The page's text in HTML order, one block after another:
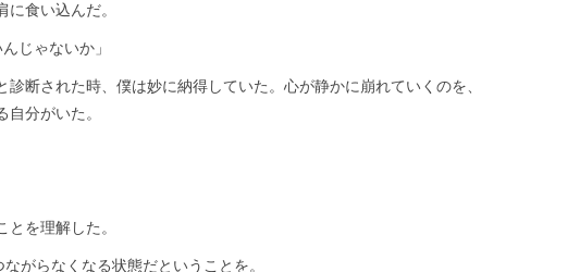
食い込んだ。
じゃないか」
断された時、僕は妙に納得していた。心が静かに崩れていくのを、
分がいた。
を理解した。
がらなくなる状態だということを。